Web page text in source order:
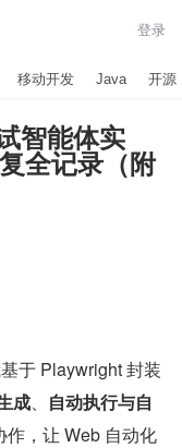
登录
移动开发 Java 开源
智能体实
全记录（附
于 Playwright 封装
成、 自动执行与自
，让 Web 自动化